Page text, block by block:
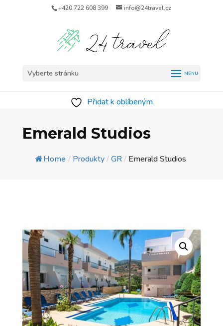
+420 722 608 399 info@24travel.cz
Vyberte stránku
Přidat k oblíbeným
Emerald Studios
Home / Produkty/GR/ Emerald Studios